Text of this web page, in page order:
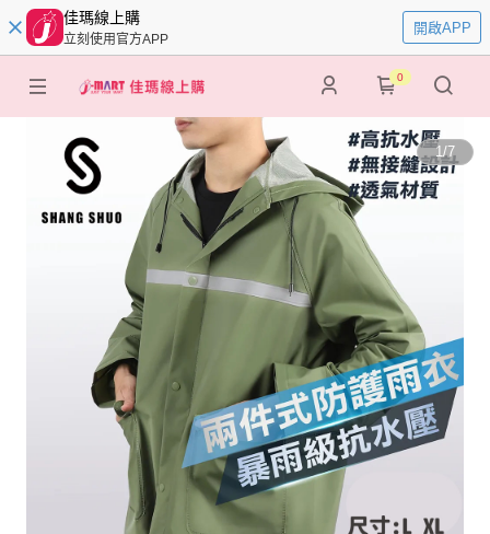
佳瑪線上購
立刻使用官方APP
開啟APP
0
1/7